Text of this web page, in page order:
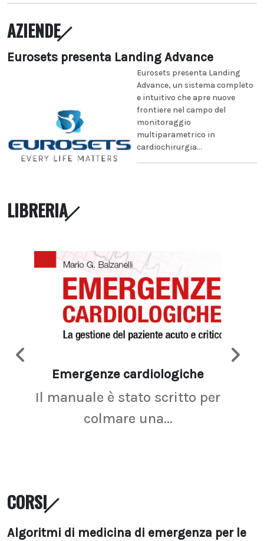
AZIENDE
Eurosets presenta Landing Advance
Eurosets presenta Landing
Advance, un sistema completo
e intuitivo che apre nuove
frontiere nel campo del
monitoraggio
multiparametrico in
cardiochirurgia...
LIBRERIA
Emergenze cardiologiche
Il manuale è stato scritto per
colmare una...
CORSI
Algoritmi di medicina di emergenza per le